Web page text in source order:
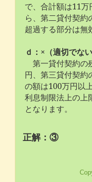
で、合計額は11
ら、第二貸付契約
超過する部分は無
ｄ：×（適切でな
第一貸付契約の
円、第三貸付契約
の額は100万円以
利息制限法上の上
となります。
正解：③